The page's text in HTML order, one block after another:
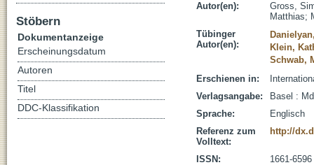
Autor(en):
Gross,
Matthias;
Tübinger
Autor(en):
Klein,
Schwab,
Erschienen in:
Verlagsangabe:
Basel :
Sprache:
Englisch
Referenz zum
Volltext:
http://
ISSN:
1661-6596
Stöbern
Dokumentanzeige
Erscheinungsdatum
Autoren
Titel
DDC-Klassifikation